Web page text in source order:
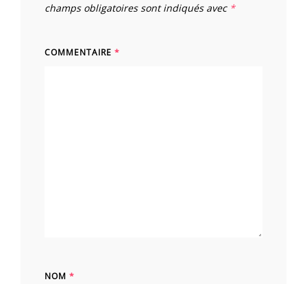
champs obligatoires sont indiqués avec *
COMMENTAIRE *
NOM *